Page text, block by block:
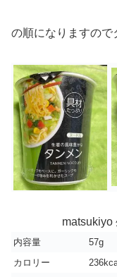
の順になりますので
matsukiyo
内容量 57g
カロリー